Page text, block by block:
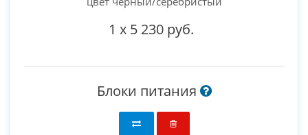
1 x 5 230 руб.
Блоки питания